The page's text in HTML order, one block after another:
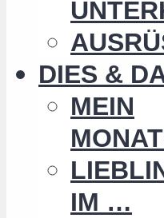
DIES &
MEIN
IM …